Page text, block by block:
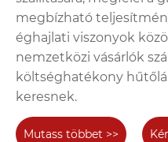
megbízható
éghajlati viszonyok
nemzetközi vásárlók
költséghatékony
keresnek.
Mutass többet >>